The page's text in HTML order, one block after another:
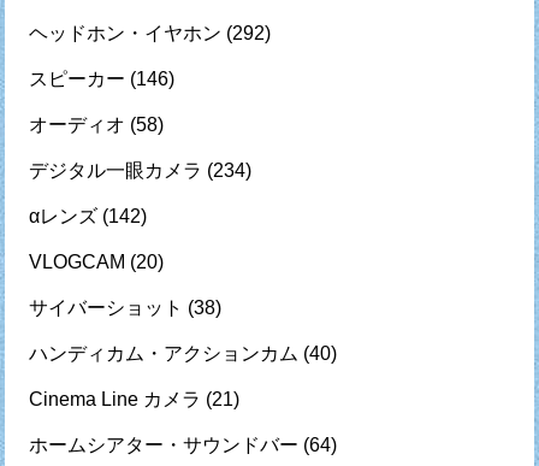
ヘッドホン・イヤホン (292)
スピーカー (146)
オーディオ (58)
デジタル一眼カメラ (234)
αレンズ (142)
VLOGCAM (20)
サイバーショット (38)
ハンディカム・アクションカム (40)
Cinema Line カメラ (21)
ホームシアター・サウンドバー (64)